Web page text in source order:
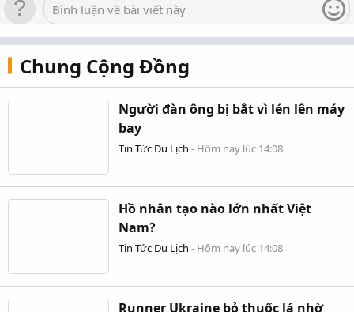
Bình luận về bài viết này
Chung Cộng Đồng
Người đàn ông bị bắt vì lén lên máy
bay
Tin Tức Du Lịch - Hôm nay lúc 14:08
Hồ nhân tạo nào lớn nhất Việt
Nam?
Tin Tức Du Lịch - Hôm nay lúc 14:08
Runner Ukraine bỏ thuốc lá nhờ